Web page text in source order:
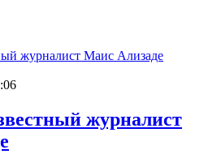
журналист